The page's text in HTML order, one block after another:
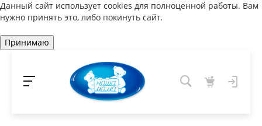
Данный сайт использует cookies для полноценной работы. Вам
нужно принять это, либо покинуть сайт.
Принимаю